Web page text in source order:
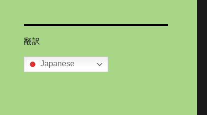
翻訳
Japanese